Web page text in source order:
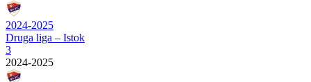
2024-2025
Druga liga – Istok
3
2024-2025